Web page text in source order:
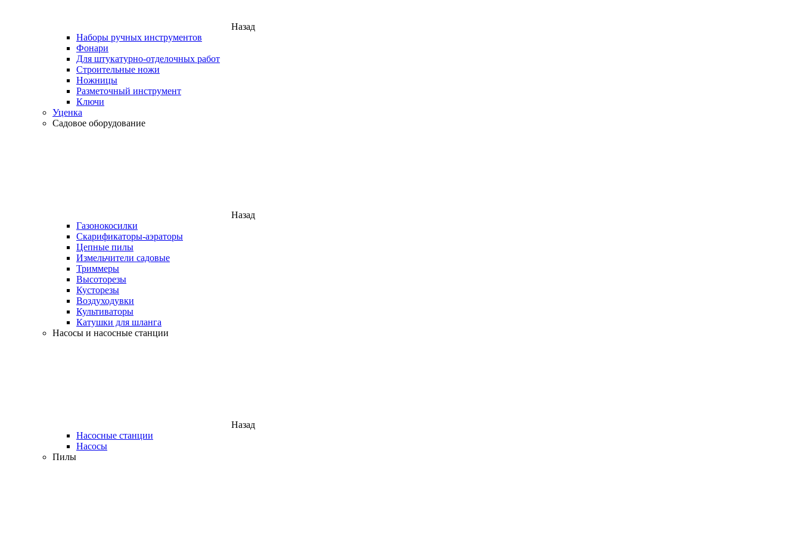
Назад
Наборы ручных инструментов
Фонари
Для штукатурно-отделочных работ
Строительные ножи
Ножницы
Разметочный инструмент
Ключи
Уценка
Садовое оборудование
Назад
Газонокосилки
Скарификаторы-аэраторы
Цепные пилы
Измельчители садовые
Триммеры
Высоторезы
Кусторезы
Воздуходувки
Культиваторы
Катушки для шланга
Насосы и насосные станции
Назад
Насосные станции
Насосы
Пилы